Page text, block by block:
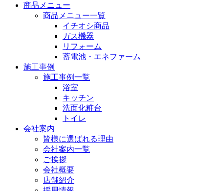
商品メニュー
商品メニュー一覧
イチオシ商品
ガス機器
リフォーム
蓄電池・エネファーム
施工事例
施工事例一覧
浴室
キッチン
洗面化粧台
トイレ
会社案内
皆様に選ばれる理由
会社案内一覧
ご挨拶
会社概要
店舗紹介